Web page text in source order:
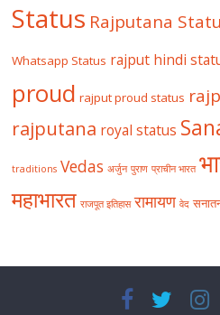
Status Rajputana
Whatsapp Status rajput hindi
proud rajput proud status
rajputana royal status
traditions Vedas अर्जुन पुराण प्राचीन भारत
महाभारत राजपूत इतिहास रामायण वेद